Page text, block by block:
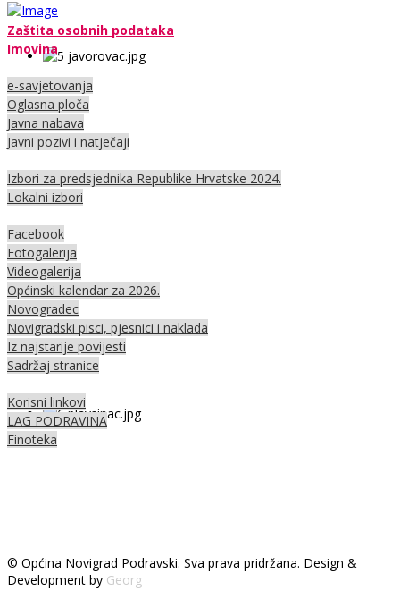
Zaštita osobnih podataka
Imovina
e-savjetovanja
Oglasna ploča
Javna nabava
Javni pozivi i natječaji
Izbori za predsjednika Republike Hrvatske 2024.
Lokalni izbori
Facebook
Fotogalerija
Videogalerija
Općinski kalendar za 2026.
Novogradec
Novigradski pisci, pjesnici i naklada
Iz najstarije povijesti
Sadržaj stranice
Korisni linkovi
LAG PODRAVINA
Finoteka
© Općina Novigrad Podravski. Sva prava pridržana. Design &
Development by Georg